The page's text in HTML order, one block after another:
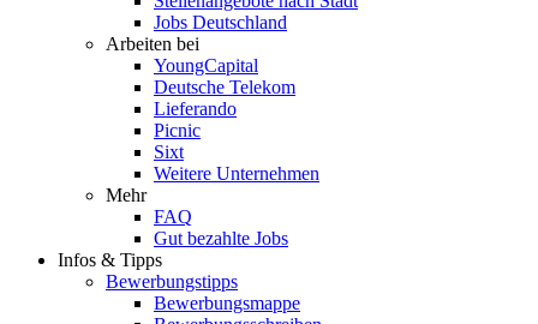
Jobs Deutschland
Arbeiten bei
YoungCapital
Deutsche Telekom
Lieferando
Picnic
Sixt
Weitere Unternehmen
Mehr
FAQ
Gut bezahlte Jobs
Infos & Tipps
Bewerbungstipps
Bewerbungsmappe